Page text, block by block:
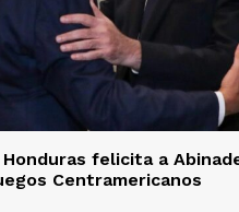
felicita a
Centramericanos